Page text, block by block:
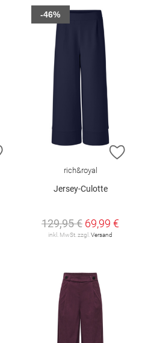
ZUR WUNSCHLISTE HINZUFÜGEN
ZUR
rich&royal
Jersey-Culotte
129,95 € 69,99 €
inkl. MwSt. zzgl. Versand
-46%